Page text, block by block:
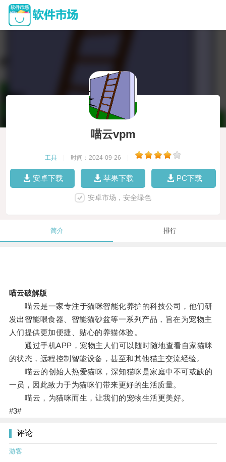
喵云vpm
工具 时间：2024-09-26
安卓下载 苹果下载 PC下载
安卓市场，安全绿色
简介 排行
喵云破解版
喵云是一家专注于猫咪智能化养护的科技公司，他们研
发出智能喂食器、智能猫砂盆等一系列产品，旨在为宠物主
人们提供更加便捷、贴心的养猫体验。
通过手机APP，宠物主人们可以随时随地查看自家猫咪
的状态，远程控制智能设备，甚至和其他猫主交流经验。
喵云的创始人热爱猫咪，深知猫咪是家庭中不可或缺的
一员，因此致力于为猫咪们带来更好的生活质量。
喵云，为猫咪而生，让我们的宠物生活更美好。
#3#
评论
游客